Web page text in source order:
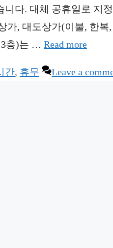
다. 대체 공휴일로 지
, 대도상가(이불, 한복
3층)는 … Read more
간, 휴무
Leave a